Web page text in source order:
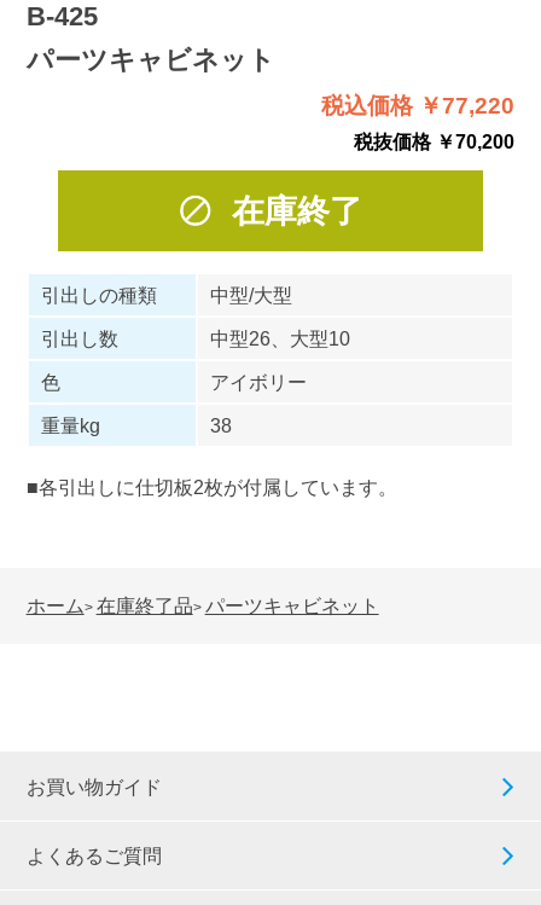
B-425
パーツキャビネット
税込価格 ￥77,220
税抜価格 ￥70,200
在庫終了
引出しの種類
中型/大型
引出し数
中型26、大型10
色
アイボリー
重量kg
38
■各引出しに仕切板2枚が付属しています。
ホーム> 在庫終了品> パーツキャビネット
お買い物ガイド
よくあるご質問